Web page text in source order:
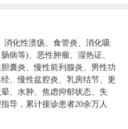
化性溃疡、食管炎、消化吸
病等)、恶性肿瘤、湿热证、
囊炎、慢性前列腺炎、男性功
、慢性盆腔炎、乳房结节、更
、水肿、焦虑抑郁状态、失
导，累计接诊患者20余万人